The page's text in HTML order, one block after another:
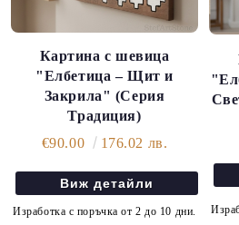
Картина с шевица
"Елбетица – Щит и
Закрила" (Серия
Традиция)
€90.00
176.02 лв.
Виж детайли
Изработка с поръчка от 2 до 10 дни.